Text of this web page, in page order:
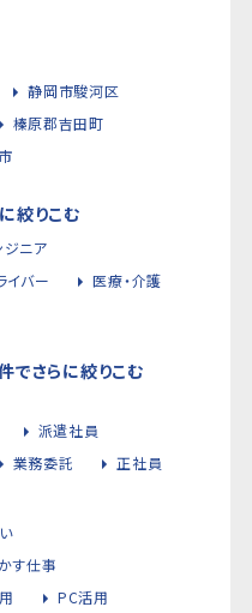
静岡市駿河区
榛原郡吉田町
絞りこむ
ジニア
イバー
医療・介護
でさらに絞りこむ
派遣社員
業務委託 正社員
す仕事
PC活用